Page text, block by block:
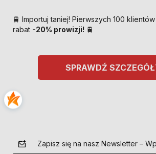
🚆 Importuj taniej! Pierwszych 100
rabat -20% prowizji! 🚆
SPRAWDŹ
Zapisz się na nasz Newsletter –